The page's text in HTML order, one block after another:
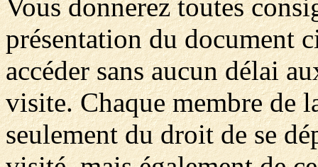
Vous donnerez toutes
présentation du document
accéder sans aucun délai
visite. Chaque membre de
seulement du droit de se